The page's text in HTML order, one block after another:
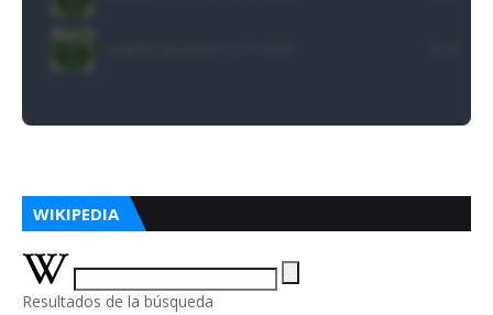
WIKIPEDIA
Resultados de la búsqueda